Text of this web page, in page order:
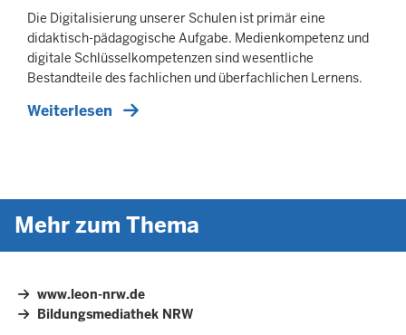
Die Digitalisierung unserer Schulen ist primär eine
didaktisch-pädagogische Aufgabe. Medienkompetenz und
digitale Schlüsselkompetenzen sind wesentliche
Bestandteile des fachlichen und überfachlichen Lernens.
Weiterlesen
Mehr zum Thema
www.leon-nrw.de
Bildungsmediathek NRW